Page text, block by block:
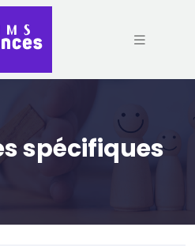
spécifiques